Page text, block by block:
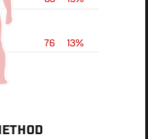
13%
76